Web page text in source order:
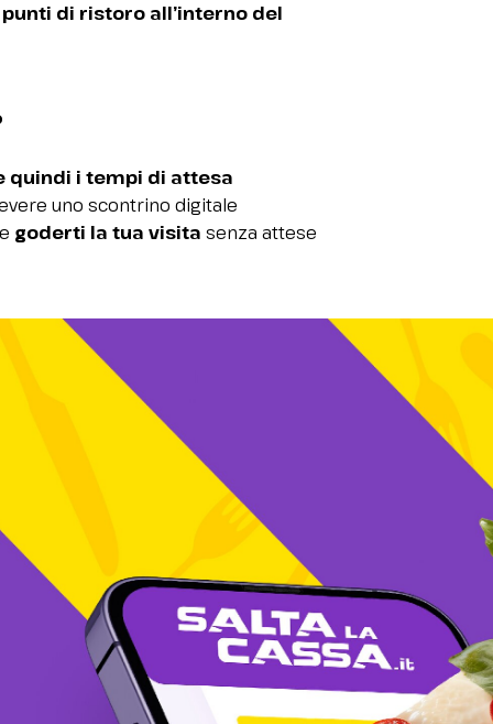
punti di ristoro all’interno del
quindi i tempi di attesa
uno scontrino digitale
goderti la tua visita senza attese